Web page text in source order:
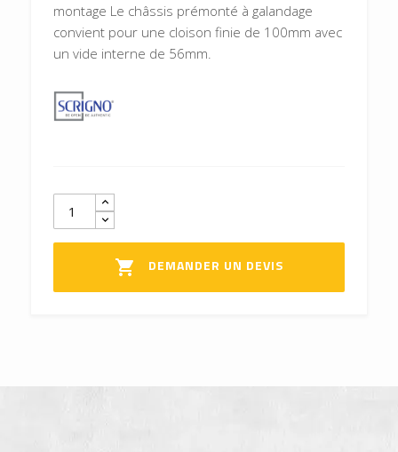
montage Le châssis prémonté à galandage
convient pour une cloison finie de 100mm avec
un vide interne de 56mm.
 DEMANDER UN DEVIS